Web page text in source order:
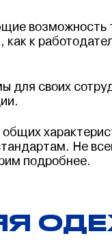
возможность
как к
для своих
общих
Не
подробнее.